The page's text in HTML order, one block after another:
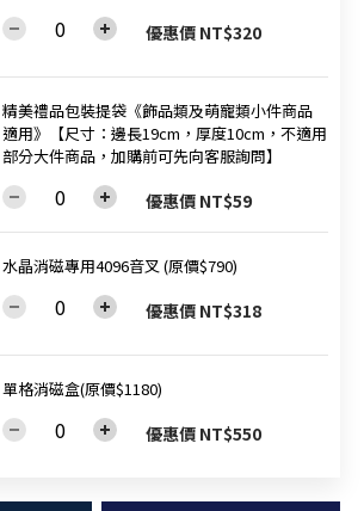
優惠價 NT$320
精美禮品包裝提袋《飾品類及萌寵類小件商品
適用》【尺寸：邊長19cm，厚度10cm，不適用
部分大件商品，加購前可先向客服詢問】
優惠價 NT$59
水晶消磁專用4096音叉 (原價$790)
優惠價 NT$318
單格消磁盒(原價$1180)
優惠價 NT$550